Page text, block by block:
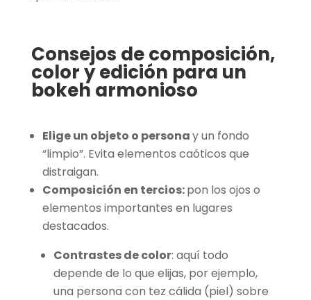
Consejos de composición,
color y edición para un
bokeh armonioso
Elige un objeto o personay un fondo
“limpio”. Evita elementos caóticos que
distraigan.
Composición en tercios:pon los ojos o
elementos importantes en lugares
destacados.
Contrastes de color: aquí todo
depende de lo que elijas, por ejemplo,
una persona con tez cálida (piel) sobre